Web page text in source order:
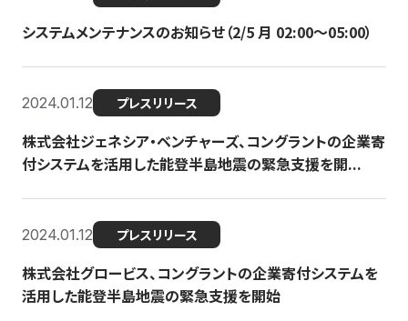
システムメンテナンスのお知らせ（2/5 月 02:00〜05:00）
2024.01.12 プレスリリース
株式会社ジェネシア・ベンチャーズ、コングラントの企業寄
付システムを活用した能登半島地震の緊急支援を開...
2024.01.12 プレスリリース
株式会社グロービス、コングラントの企業寄付システムを
活用した能登半島地震の緊急支援を開始